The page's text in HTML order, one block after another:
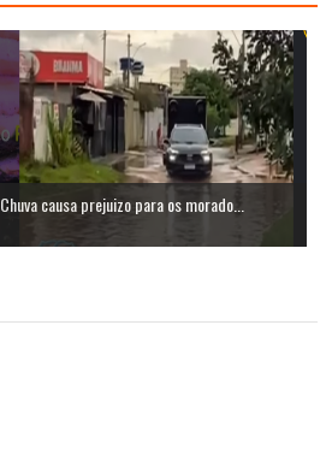
Chuva causa prejuizo para os morado...